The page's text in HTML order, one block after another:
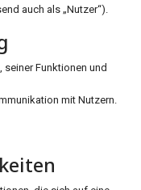
auch als „Nutzer“).
Funktionen und
mit Nutzern.